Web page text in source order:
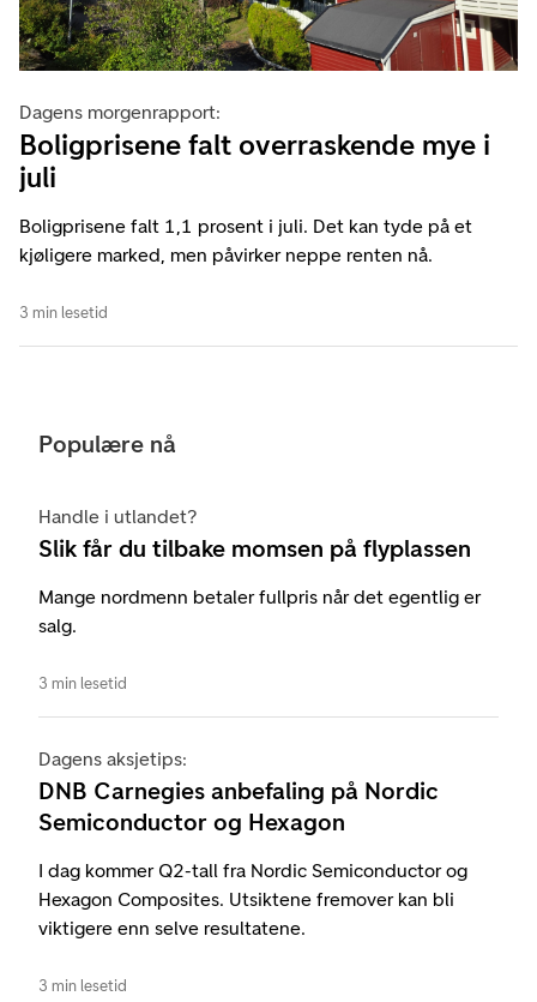
Dagens morgenrapport:
Boligprisene falt overraskende mye i
juli
Boligprisene falt 1,1 prosent i juli. Det kan tyde på et
kjøligere marked, men påvirker neppe renten nå.
3 min lesetid
Populære nå
Handle i utlandet?
Slik får du tilbake momsen på flyplassen
Mange nordmenn betaler fullpris når det egentlig er
salg.
3 min lesetid
Dagens aksjetips:
DNB Carnegies anbefaling på Nordic
Semiconductor og Hexagon
I dag kommer Q2-tall fra Nordic Semiconductor og
Hexagon Composites. Utsiktene fremover kan bli
viktigere enn selve resultatene.
3 min lesetid